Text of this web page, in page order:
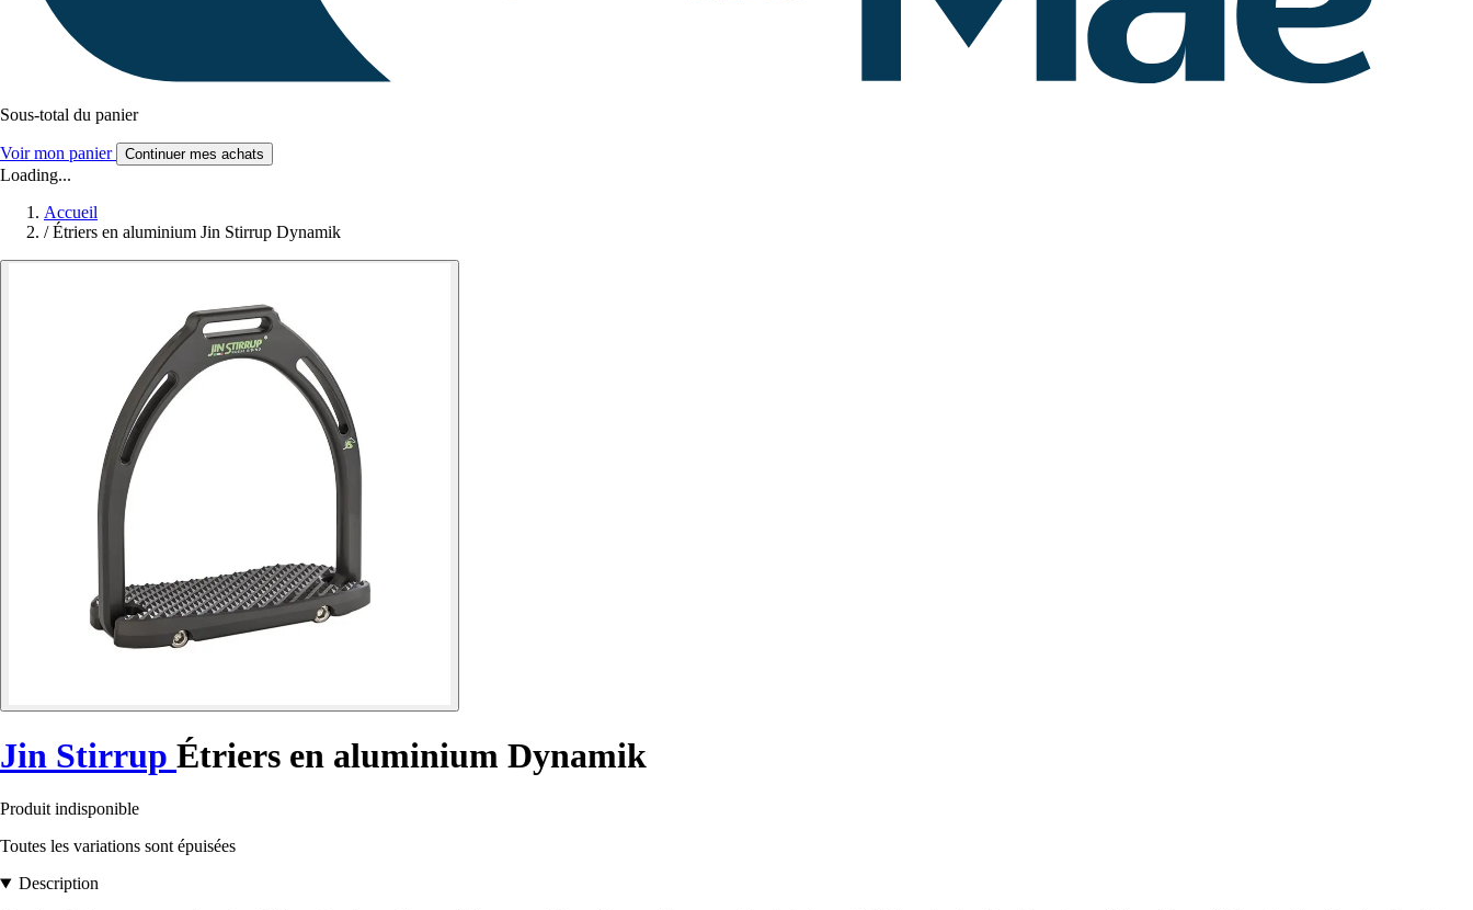
Sous-total du panier
Voir mon panier Continuer mes achats
Loading...
Accueil
/ Étriers en aluminium Jin Stirrup Dynamik
Jin Stirrup Étriers en aluminium Dynamik
Produit indisponible
Toutes les variations sont épuisées
Description